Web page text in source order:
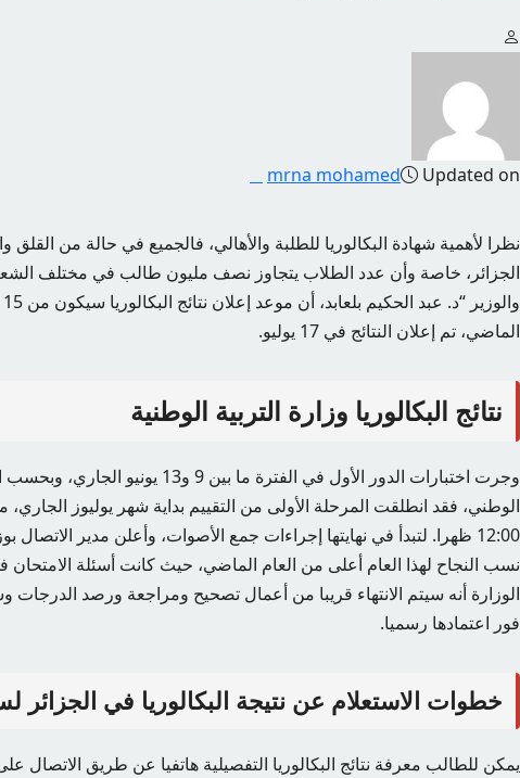
mrna mohamed Updated on
نظرا لأهمية شهادة البكالوريا للطلبة والأهالي، فالجميع في حالة من القلق
الجزائر، خاصة وأن عدد الطلاب يتجاوز نصف مليون طالب في مختلف
الماضي، تم إعلان النتائج في 17 يوليو.
نتائج البكالوريا وزارة التربية الوطنية
وجرت اختبارات الدور الأول في الفترة
12:00 ظهرا. لتبدأ في نهايتها إجراءات جمع الأصوات، وأعلن مدير الاتصال
نسب النجاح لهذا العام أعلى من العام الماضي، حيث كانت أسئلة
الوزارة أنه سيتم الانتهاء قريبا من أعمال تصحيح ومراجعة ورصد الدرجات
فور اعتمادها رسميا.
خطوات الاستعلام عن نتيجة البكالوريا في الجزائر لسنة